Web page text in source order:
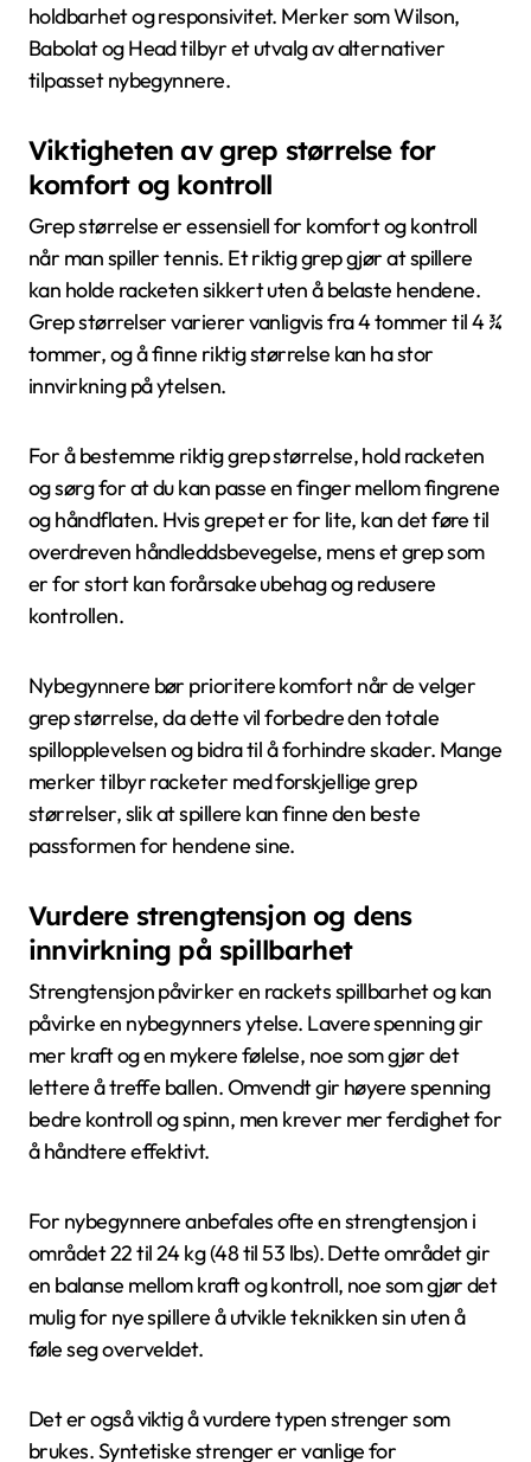
holdbarhet og responsivitet. Merker som Wilson,
Babolat og Head tilbyr et utvalg av alternativer
tilpasset nybegynnere.
Viktigheten av grep størrelse for
komfort og kontroll
Grep størrelse er essensiell for komfort og kontroll
når man spiller tennis. Et riktig grep gjør at spillere
kan holde racketen sikkert uten å belaste hendene.
Grep størrelser varierer vanligvis fra 4 tommer til 4 ¾
tommer, og å finne riktig størrelse kan ha stor
innvirkning på ytelsen.
For å bestemme riktig grep størrelse, hold racketen
og sørg for at du kan passe en finger mellom fingrene
og håndflaten. Hvis grepet er for lite, kan det føre til
overdreven håndleddsbevegelse, mens et grep som
er for stort kan forårsake ubehag og redusere
kontrollen.
Nybegynnere bør prioritere komfort når de velger
grep størrelse, da dette vil forbedre den totale
spillopplevelsen og bidra til å forhindre skader. Mange
merker tilbyr racketer med forskjellige grep
størrelser, slik at spillere kan finne den beste
passformen for hendene sine.
Vurdere strengtensjon og dens
innvirkning på spillbarhet
Strengtensjon påvirker en rackets spillbarhet og kan
påvirke en nybegynners ytelse. Lavere spenning gir
mer kraft og en mykere følelse, noe som gjør det
lettere å treffe ballen. Omvendt gir høyere spenning
bedre kontroll og spinn, men krever mer ferdighet for
å håndtere effektivt.
For nybegynnere anbefales ofte en strengtensjon i
området 22 til 24 kg (48 til 53 lbs). Dette området gir
en balanse mellom kraft og kontroll, noe som gjør det
mulig for nye spillere å utvikle teknikken sin uten å
føle seg overveldet.
Det er også viktig å vurdere typen strenger som
brukes. Syntetiske strenger er vanlige for